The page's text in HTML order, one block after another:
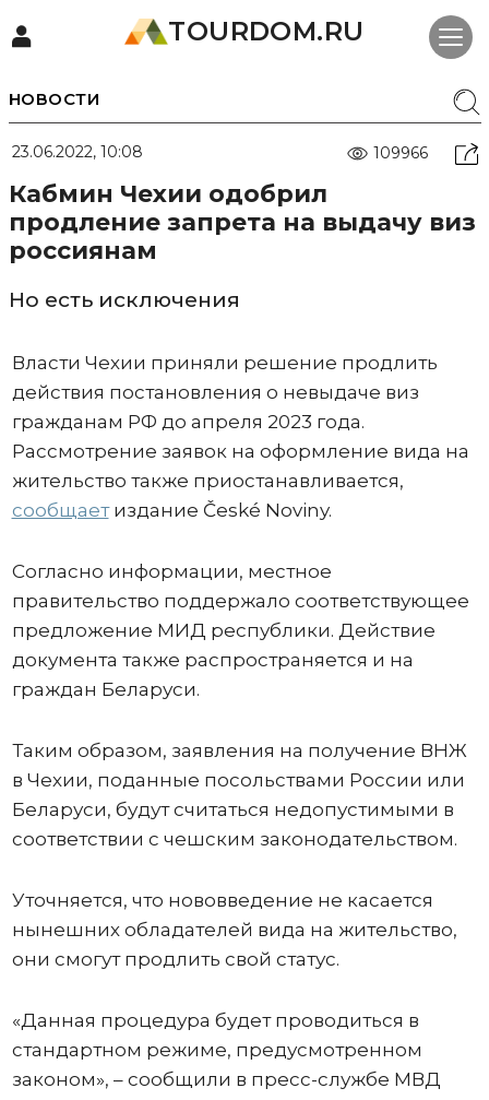
TOURDOM.RU
НОВОСТИ
23.06.2022, 10:08 109966
Кабмин Чехии одобрил
продление запрета на выдачу виз
россиянам
Но есть исключения
Власти Чехии приняли решение продлить
действия постановления о невыдаче виз
гражданам РФ до апреля 2023 года.
Рассмотрение заявок на оформление вида на
жительство также приостанавливается,
сообщаетиздание České Noviny.
Согласно информации, местное
правительство поддержало соответствующее
предложение МИД республики. Действие
документа также распространяется и на
граждан Беларуси.
Таким образом, заявления на получение ВНЖ
в Чехии, поданные посольствами России или
Беларуси, будут считаться недопустимыми в
соответствии с чешским законодательством.
Уточняется, что нововведение не касается
нынешних обладателей вида на жительство,
они смогут продлить свой статус.
«Данная процедура будет проводиться в
стандартном режиме, предусмотренном
законом», – сообщили в пресс-службе МВД